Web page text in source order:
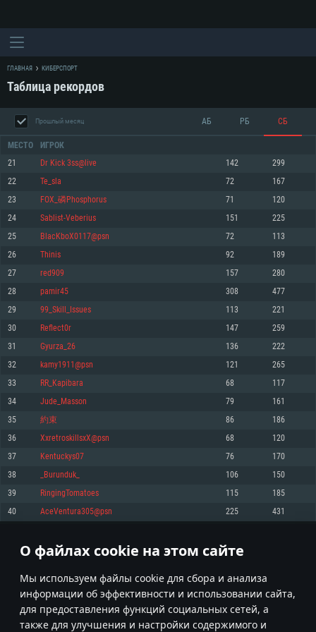
О файлах cookie на этом сайте
Мы используем файлы cookie для сбора и анализа
информации об эффективности и использовании сайта,
для предоставления функций социальных сетей, а
также для улучшения и настройки содержимого и
СИСТЕМНЫЕ ТРЕБОВАНИЯ
Для PC
Для Mac
Минимальные
ОС: Windows 10 (64 bit)
NVIDIA GeForce GTX 660. Минимальное поддерживаемое разрешение –
Место на жестком диске: 23.1 Гб
Рекомендуемые
ОС: Windows 10/11 (64bit)
Процессор: Intel Core i5 или Ryzen 5 3600 и выше
Оперативная память: 16 ГБ
Видеокарта с поддержкой DirectX 11 и выше: Nvidia GeForce 1060 и
выше, Radeon RX 570 и выше
Место на жестком диске: 75.9 Гб
Минимальные
Операционная система: Mac OS Big Sur 11.0
AMD/Nvidia для Mac (минимальное поддерживаемое разрешение –
720p) с поддержкой Metal
Рекомендуемые
Операционная система: Mac OS Big Sur 11.0
Процессор: Intel Core i7 (Intel Xeon не поддерживается)
Место на жестком диске: 75.9 Гб
Минимальные
Операционная система: Современные дистрибутивы Linux 64bit
драйверами (не старее 6 месяцев) / соответствующая серия AMD
Radeon со свежими проприетарными драйверами (не старее 6
месяцев, минимальное поддерживаемое разрешение - 720p) с
поддержкой Vulkan
Место на жестком диске: 23.1 Гб
Рекомендуемые
Видеокарта: NVIDIA GeForce 1060 со свежими проприетарными
проприетарными драйверами (не старее 6 месяцев) с поддержкой
Vulkan
Место на жестком диске: 75.9 Гб
ГЛАВНАЯ КИБЕРСПОРТ
Таблица рекордов
Прошлый месяц АБ РБ СБ
МЕСТО ИГРОК
21 Dr Kick 3ss@live 142 299
22 Te_sla 72 167
23 FOX_磷Phosphorus 71 120
24 Sablist-Veberius 151 225
25 BlacKboX0117@psn 72 113
26 Thinis 92 189
27 red909 157 280
28 pamir45 308 477
29 99_Skill_Issues 113 221
30 Reflect0r 147 259
31 Gyurza_26 136 222
32 kamy1911@psn 121 265
33 RR_Kapibara 68 117
34 Jude_Masson 79 161
35 約束 86 186
36 XxretroskillsxX@psn 68 120
37 Kentuckys07 76 170
38 _Burunduk_ 106 150
39 RingingTomatoes 115 185
40 AceVentura305@psn 225 431
* Таблица рекордов обновляется раз в день
1 2 3 102